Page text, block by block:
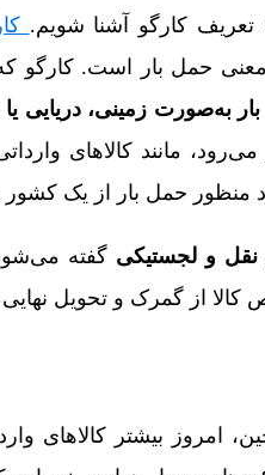
تعریف کارگو آشنا شویم.
به‌صورت زمینی، دریایی
می‌رود، مانند کالاهای
منظور حمل بار از یک
و لجستیکی گفته
کالا از گمرک و تحویل
امروز بیشتر کالاهای